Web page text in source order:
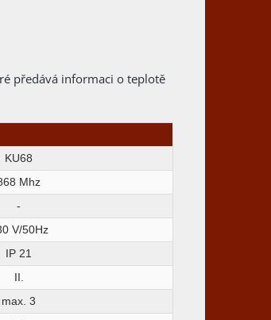
předává informaci o teplotě
KU68
Mhz
-
V/50Hz
IP 21
II.
max. 3